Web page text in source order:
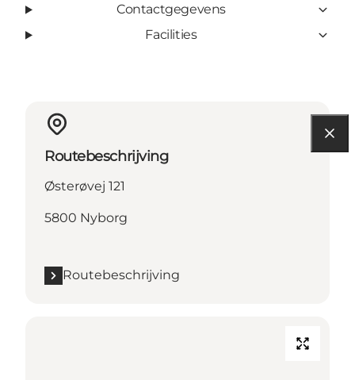
Contactgegevens
Facilities
Routebeschrijving
Østerøvej 121
5800 Nyborg
Routebeschrijving